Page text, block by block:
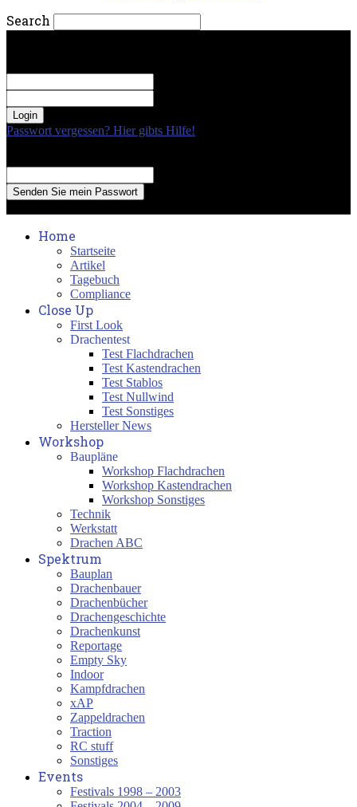
Search
Passwort vergessen? Hier gibts Hilfe!
Home
Startseite
Artikel
Tagebuch
Compliance
Close Up
First Look
Drachentest
Test Flachdrachen
Test Kastendrachen
Test Stablos
Test Nullwind
Test Sonstiges
Hersteller News
Workshop
Baupläne
Workshop Flachdrachen
Workshop Kastendrachen
Workshop Sonstiges
Technik
Werkstatt
Drachen ABC
Spektrum
Bauplan
Drachenbauer
Drachenbücher
Drachengeschichte
Drachenkunst
Reportage
Empty Sky
Indoor
Kampfdrachen
xAP
Zappeldrachen
Traction
RC stuff
Sonstiges
Events
Festivals 1998 – 2003